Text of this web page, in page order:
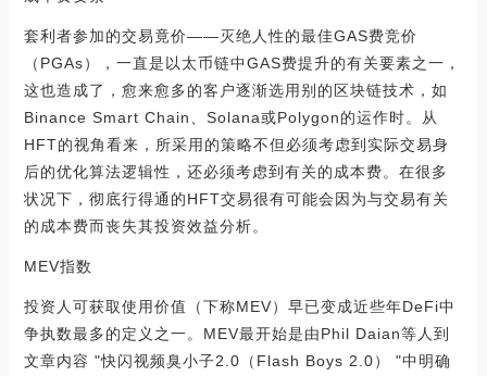
套利者参加的交易竟价——灭绝人性的最佳GAS费竞价
（PGAs），一直是以太币链中GAS费提升的有关要素之一，
这也造成了，愈来愈多的客户逐渐选用别的区块链技术，如
Binance Smart Chain、Solana或Polygon的运作时。从
HFT的视角看来，所采用的策略不但必须考虑到实际交易身
后的优化算法逻辑性，还必须考虑到有关的成本费。在很多
状况下，彻底行得通的HFT交易很有可能会因为与交易有关
的成本费而丧失其投资效益分析。
MEV指数
投资人可获取使用价值（下称MEV）早已变成近些年DeFi中
争执数最多的定义之一。MEV最开始是由Phil Daian等人到
文章内容 "快闪视频臭小子2.0（Flash Boys 2.0） "中明确